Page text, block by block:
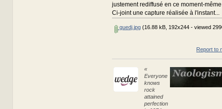
justement rediffusé en ce moment-
Ci-joint une capture réalisée à l'instant...
guedj.jpg(16.88 kB, 192x244 - viewed
Report to
«
Everyone
knows
rock
attained
perfection